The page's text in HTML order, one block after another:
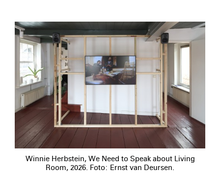
Winnie Herbstein, We Need to Speak about Living
Room, 2026. Foto: Ernst van Deursen.